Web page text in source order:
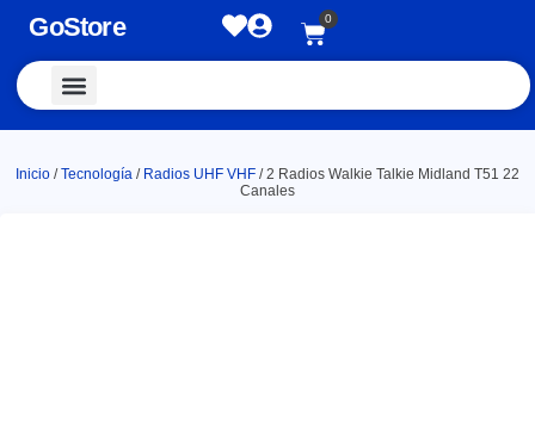
GoStore 0
Inicio/Tecnología/ Radios UHF VHF/ 2 Radios Walkie Talkie Midland T51 22
Canales